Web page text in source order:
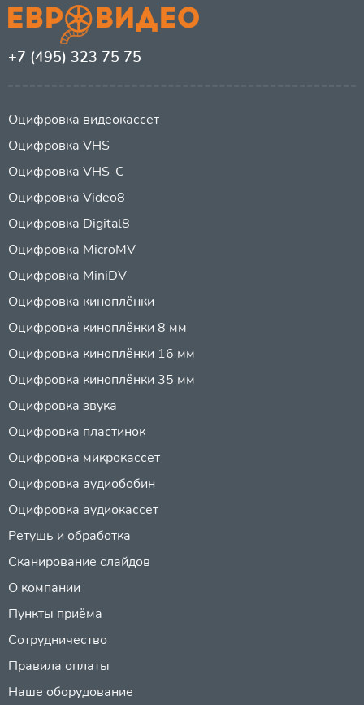
+7 (495) 323 75 75
Оцифровка видеокассет
Оцифровка VHS
Оцифровка VHS-C
Оцифровка Video8
Оцифровка Digital8
Оцифровка MicroMV
Оцифровка MiniDV
Оцифровка киноплёнки
Оцифровка киноплёнки 8 мм
Оцифровка киноплёнки 16 мм
Оцифровка киноплёнки 35 мм
Оцифровка звука
Оцифровка пластинок
Оцифровка микрокассет
Оцифровка аудиобобин
Оцифровка аудиокассет
Ретушь и обработка
Сканирование слайдов
О компании
Пункты приёма
Сотрудничество
Правила оплаты
Наше оборудование